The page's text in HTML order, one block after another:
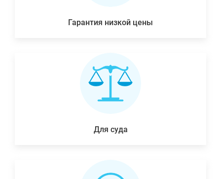
Гарантия низкой цены
Для суда